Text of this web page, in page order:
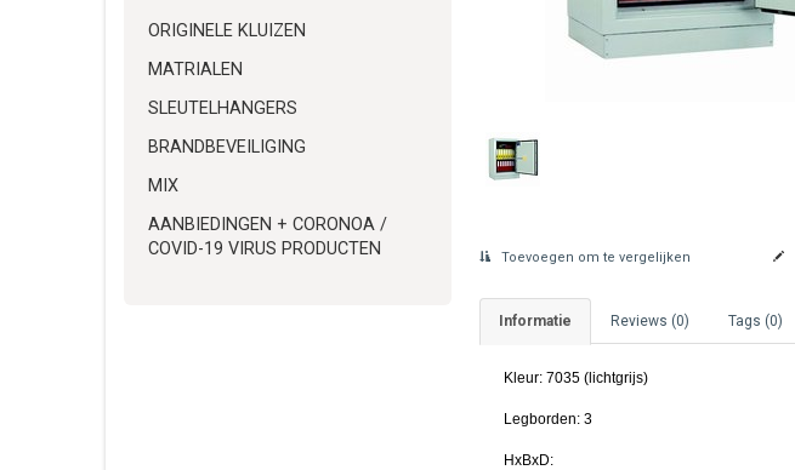
ORIGINELE KLUIZEN
MATRIALEN
SLEUTELHANGERS
BRANDBEVEILIGING
MIX
AANBIEDINGEN + CORONOA /
COVID-19 VIRUS PRODUCTEN
Toevoegen om te vergelijken
Informatie Reviews (0) Tags (0)
Kleur: 7035 (lichtgrijs)
Legborden: 3
HxBxD: